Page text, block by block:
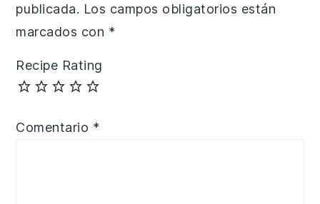
publicada. Los campos obligatorios están
marcados con *
Recipe Rating
Comentario *